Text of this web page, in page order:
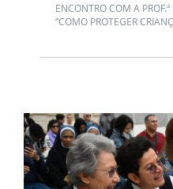
ENCONTRO COM A
“COMO PROTEGER